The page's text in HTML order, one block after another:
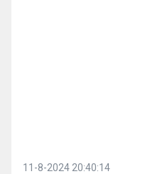
11-8-2024 20:40:14